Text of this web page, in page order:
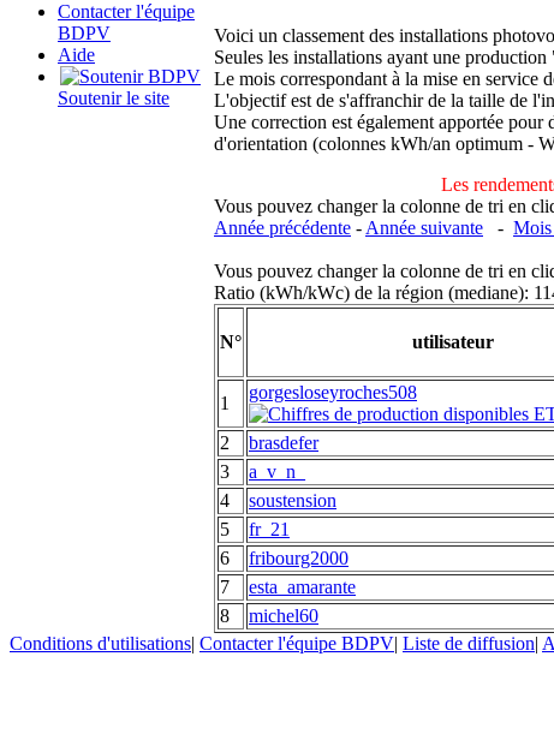
Contacter l'équipe
BDPV
Aide
Soutenir le site
Voici un classement des installations
Seules les installations ayant une
Le mois correspondant à la mise en service
L'objectif est de s'affranchir de la taille de
Une correction est également apportée
d'orientation (colonnes kWh/an optimum -
Les
Vous pouvez changer la colonne de tri en
Année précédente - Année suivante - Mois
Vous pouvez changer la colonne de tri en
Ratio (kWh/kWc) de la région (mediane):
N° utilisateur
1
gorgesloseyroches508
2
brasdefer
3
a_v_n_
4
soustension
5
fr_21
6
fribourg2000
7
esta_amarante
8
michel60
Conditions d'utilisations| Contacter l'équipe BDPV| Liste de diffusion|